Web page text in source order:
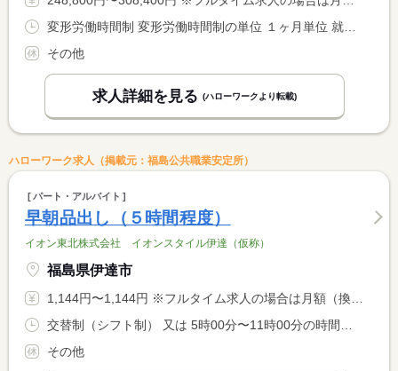
その他
求人詳細を見る (ハローワークより転載)
ハローワーク求人（掲載元：福島公共職業安定所）
パート・アルバイト
早朝品出し（５時間程度）
イオン東北株式会社 イオンスタイル伊達（仮称）
福島県伊達市
1,144円〜1,144円 ※フルタイム求人の場合は月額（換算額）、パート求人の場合は時間額を表示しています。
その他